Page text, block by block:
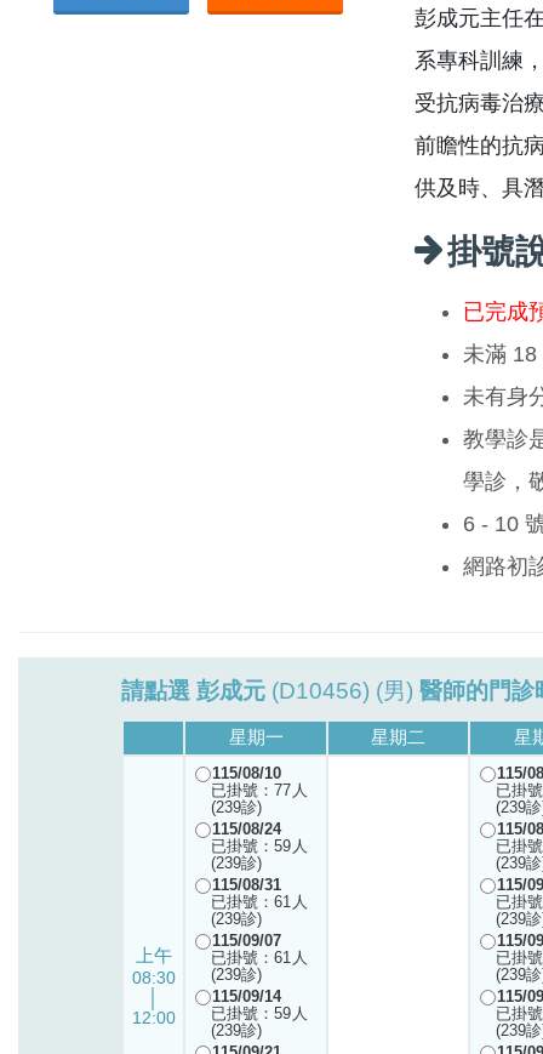
彭成元主任
系專科訓練
受抗病毒治
前瞻性的抗
供及時、具
掛號
已完成
未滿 18
未有身
教學診
學診，
6 - 10
網路初